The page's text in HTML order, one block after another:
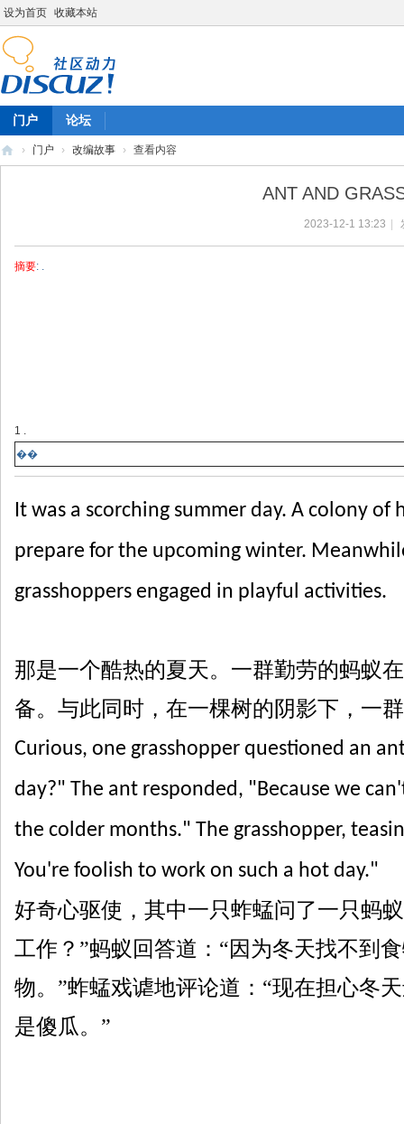
设为首页 收藏本站
门户 论坛
› 门户 › 改编故事 › 查看内容
ANT AND
2023-12-1 13:23
摘要: .
1 .
��
It was a scorching summer day. A colony
prepare for the upcoming winter.
grasshoppers engaged in playful activities.
那是一个酷热的夏天。一群勤劳的蚂蚁在
备。与此同时，在一棵树的阴影下，一
Curious, one grasshopper questioned an
day?" The ant responded, "Because we
the colder months." The grasshopper,
You're foolish to work on such a hot day."
好奇心驱使，其中一只蚱蜢问了一只蚂
工作？”蚂蚁回答道 ： “因为冬天找不到
物。 ”蚱蜢戏谑地评论道：“现在担心冬
是傻瓜。”